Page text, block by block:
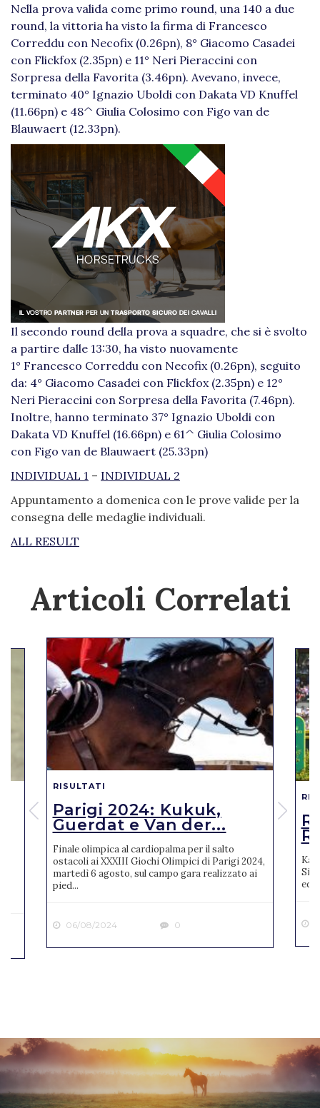
Nella prova valida come primo round, una 140 a due
round, la vittoria ha visto la firma di Francesco
Correddu con Necofix (0.26pn), 8° Giacomo Casadei
con Flickfox (2.35pn) e 11° Neri Pieraccini con
Sorpresa della Favorita (3.46pn). Avevano, invece,
terminato 40° Ignazio Uboldi con Dakata VD Knuffel
(11.66pn) e 48^ Giulia Colosimo con Figo van de
Blauwaert (12.33pn).
Il secondo round della prova a squadre, che si è svolto
a partire dalle 13:30, ha visto nuovamente
1° Francesco Correddu con Necofix (0.26pn), seguito
da: 4° Giacomo Casadei con Flickfox (2.35pn) e 12°
Neri Pieraccini con Sorpresa della Favorita (7.46pn).
Inoltre, hanno terminato 37° Ignazio Uboldi con
Dakata VD Knuffel (16.66pn) e 61^ Giulia Colosimo
con Figo van de Blauwaert (25.33pn)
INDIVIDUAL 1 – INDIVIDUAL 2
Appuntamento a domenica con le prove valide per la
consegna delle medaglie individuali.
ALL RESULT
Articoli Correlati
RISULTATI
Parigi 2024: Kukuk,
Guerdat e Van der...
Finale olimpica al cardiopalma per il salto
ostacoli ai XXXIII Giochi Olimpici di Parigi 2024,
martedì 6 agosto, sul campo gara realizzato ai
pied...
06/08/2024 0